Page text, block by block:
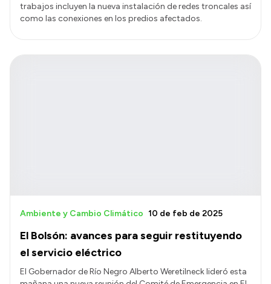
trabajos incluyen la nueva instalación de redes troncales así
como las conexiones en los predios afectados.
El Bolsón: avances para seguir restituyendo
el servicio eléctrico
Ambiente y Cambio Climático 10 de feb de 2025
El Gobernador de Río Negro Alberto Weretilneck lideró esta